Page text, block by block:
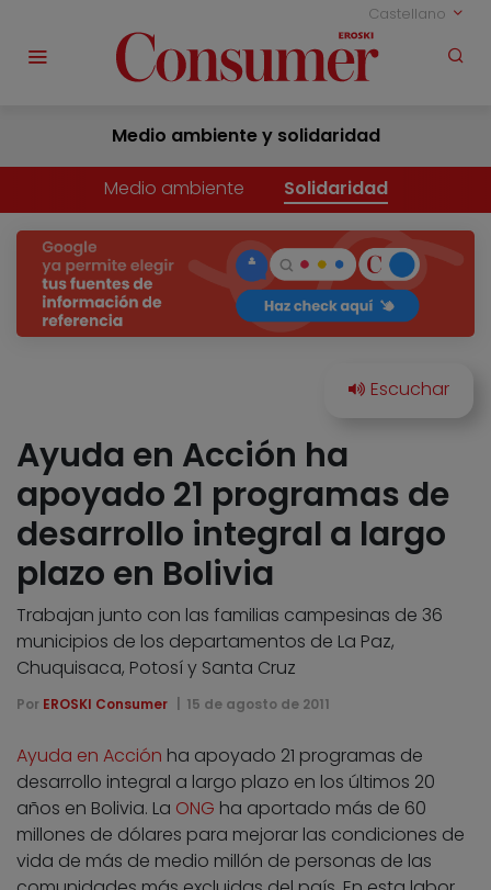
Castellano
Medio ambiente y solidaridad
Medio ambiente Solidaridad
Ayuda en Acción ha
apoyado 21 programas de
desarrollo integral a largo
plazo en Bolivia
Trabajan junto con las familias campesinas de 36
municipios de los departamentos de La Paz,
Chuquisaca, Potosí y Santa Cruz
Por EROSKI Consumer 15 de agosto de 2011
Ayuda en Acción ha apoyado 21 programas de
desarrollo integral a largo plazo en los últimos 20
años en Bolivia. La ONG ha aportado más de 60
millones de dólares para mejorar las condiciones de
vida de más de medio millón de personas de las